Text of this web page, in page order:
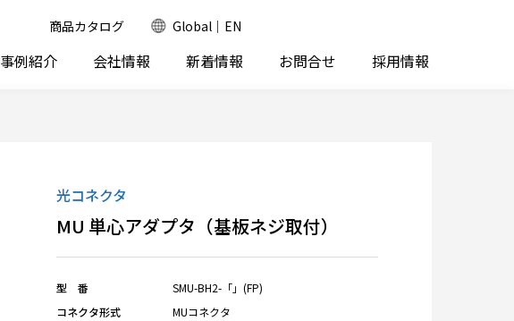
商品カタログ Global｜EN
事例紹介 会社情報 新着情報 お問合せ 採用情報
光コネクタ
MU 単心アダプタ（基板ネジ取付）
型 番
SMU-BH2-「」(FP)
コネクタ形式
MUコネクタ